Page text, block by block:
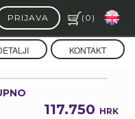
PRIJAVA ( 0 )
KONTAKT
117.750 HRK